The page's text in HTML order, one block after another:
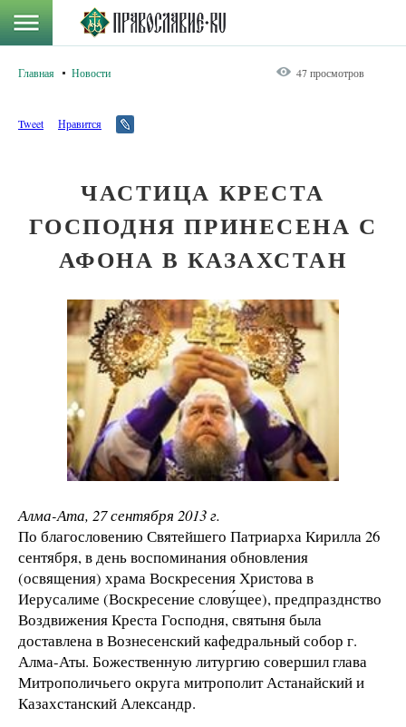
Главная Новости 47 просмотров
Tweet Нравится
ЧАСТИЦА КРЕСТА
ГОСПОДНЯ ПРИНЕСЕНА С
АФОНА В КАЗАХСТАН
Алма-Ата, 27 сентября 2013 г.
По благословению Святейшего Патриарха Кирилла 26
сентября, в день воспоминания обновления
(освящения) храма Воскресения Христова в
Иерусалиме (Воскресение слову́щее), предпразднство
Воздвижения Креста Господня, святыня была
доставлена в Вознесенский кафедральный собор г.
Алма-Аты. Божественную литургию совершил глава
Митрополичьего округа митрополит Астанайский и
Казахстанский Александр.